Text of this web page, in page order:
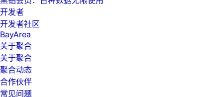
开发者
开发者社区
BayArea
关于聚合
关于聚合
聚合动态
合作伙伴
常见问题